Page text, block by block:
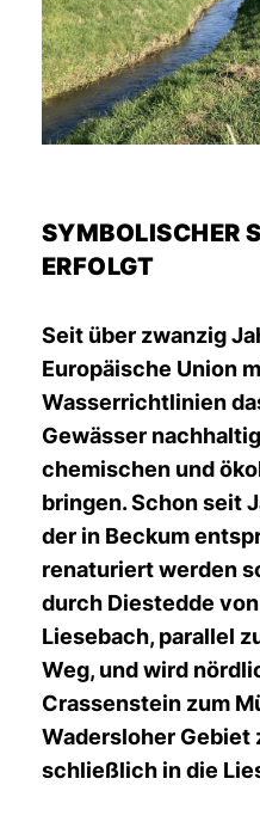
SYMBOLISCHER
ERFOLGT
Seit über zwanzig
Europäische Union
Wasserrichtlinien
Gewässer
chemischen und
bringen. Schon seit
der in Beckum
renaturiert werden
durch Diestedde
Liesebach, parallel
Weg, und wird
Crassenstein zum
Wadersloher Gebiet
schließlich in die